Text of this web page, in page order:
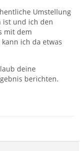
Umstellung
ist und ich den
mit dem
ich da etwas
deine
berichten.